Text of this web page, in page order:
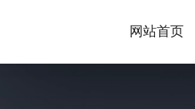
网站首页